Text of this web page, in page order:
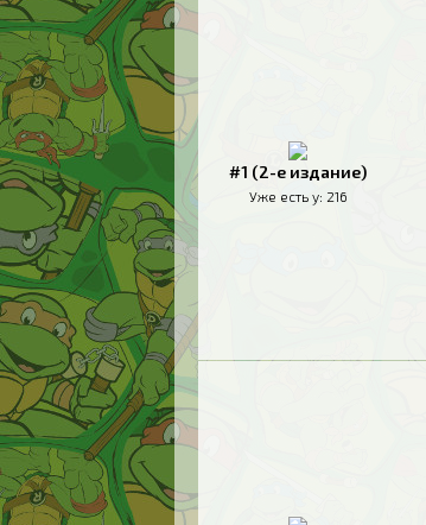
#1 (2-е издание)
Уже есть у: 216